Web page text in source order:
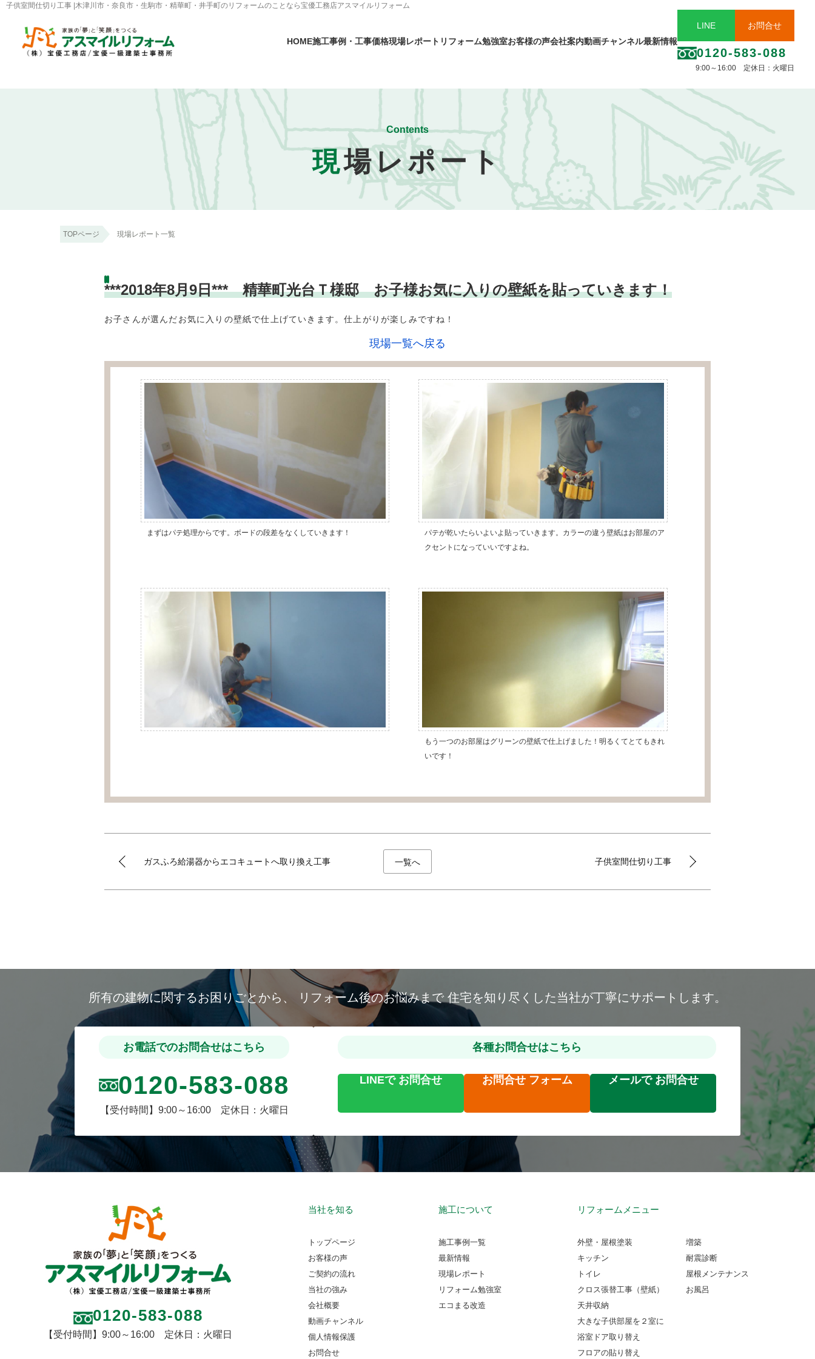
子供室間仕切り工事 |木津川市・奈良市・生駒市・精華町・井手町のリフォームのことなら宝優工務店アスマイルリフォーム
HOME施工事例・工事価格現場レポート リフォーム勉強室お客様の声会社案内動画チャンネル最新情報
LINE お問合せ
0120-583-088
9:00～16:00 定休日：火曜日
Contents
現場レポート
TOPページ 現場レポート一覧
***2018年8月9日*** 精華町光台Ｔ様邸 お子様お気に入りの壁紙を貼っていきます！
お子さんが選んだお気に入りの壁紙で仕上げていきます。仕上がりが楽しみですね！
現場一覧へ戻る
まずはパテ処理からです。ボードの段差をなくしていきます！
パテが乾いたらいよいよ貼っていきます。カラーの違う壁紙はお部屋のア
クセントになっていいですよね。
もう一つのお部屋はグリーンの壁紙で仕上げました！明るくてとてもきれ
いです！
ガスふろ給湯器からエコキュートへ取り換え工事 一覧へ 子供室間仕切り工事
所有の建物に関するお困りごとから、 リフォーム後のお悩みまで 住宅を知り尽くした当社が丁寧にサポートします。
お電話でのお問合せはこちら
0120-583-088
【受付時間】9:00～16:00 定休日：火曜日
各種お問合せはこちら
LINEで お問合せ お問合せ フォーム メールで お問合せ
0120-583-088
【受付時間】9:00～16:00 定休日：火曜日
当社を知る
トップページ
お客様の声
ご契約の流れ
当社の強み
会社概要
動画チャンネル
個人情報保護
お問合せ
施工について
施工事例一覧
最新情報
現場レポート
リフォーム勉強室
エコまる改造
リフォームメニュー
外壁・屋根塗装
キッチン
トイレ
クロス張替工事（壁紙）
天井収納
大きな子供部屋を２室に
浴室ドア取り替え
フロアの貼り替え
増築
耐震診断
屋根メンテナンス
お風呂